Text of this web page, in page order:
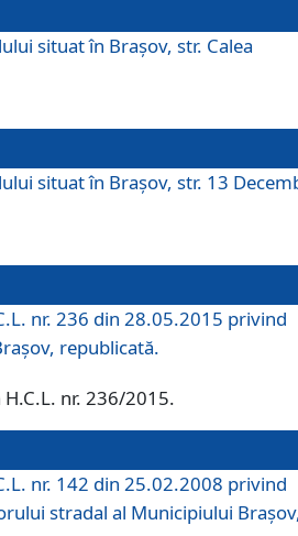
situat în Brașov, str. Calea
situat în Brașov, str. 13
nr. 236 din 28.05.2015 privind
republicată.
H.C.L. nr. 236/2015.
nr. 142 din 25.02.2008 privind
stradal al Municipiului